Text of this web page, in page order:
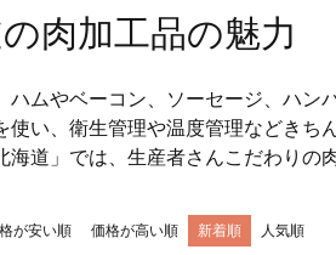
肉加工品の魅力
ハムやベーコン、ソーセージ、ハン
使い、衛生管理や温度管理などきち
海道」では、生産者さんこだわりの
が安い順 価格が高い順 新着順 人気順